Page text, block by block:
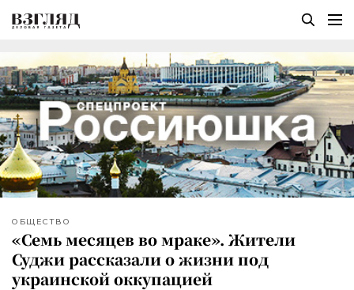
ОБЩЕСТВО
«Семь месяцев во мраке». Жители
Суджи рассказали о жизни под
украинской оккупацией